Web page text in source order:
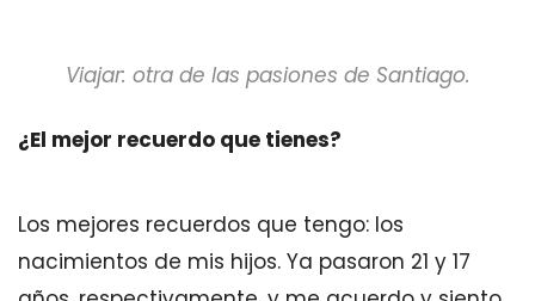
Viajar: otra de las pasiones de Santiago.
¿El mejor recuerdo que tienes?
Los mejores recuerdos que tengo: los
nacimientos de mis hijos. Ya pasaron 21 y 17